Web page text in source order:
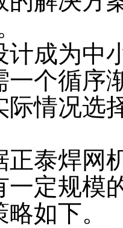
计成为中
一个循序
际情况选
正泰焊网
一定规模
如下。